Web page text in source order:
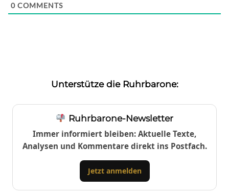
0 COMMENTS
Unterstütze die Ruhrbarone:
Ruhrbarone-Newsletter
Immer informiert bleiben: Aktuelle Texte,
Analysen und Kommentare direkt ins Postfach.
Jetzt anmelden